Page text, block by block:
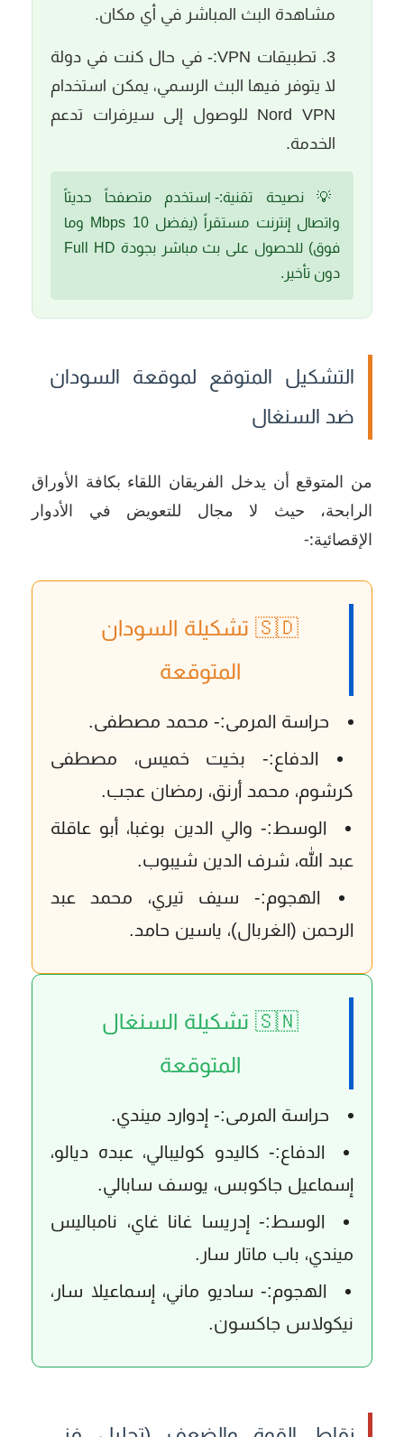
مشاهدة البث المباشر في أي مكان.
تطبيقات VPN:-
في حال كنت في دولة
لا يتوفر فيها البث الرسمي، يمكن استخدام
Nord VPN للوصول إلى سيرفرات تدعم
الخدمة.
💡نصيحة تقنية:-استخدم متصفحاً حديثاً
واتصال إنترنت مستقراً (يفضل 10 Mbps وما
فوق) للحصول على بث مباشر بجودة Full HD
دون تأخير.
التشكيل المتوقع لموقعة السودان
ضد السنغال
من المتوقع أن يدخل الفريقان اللقاء بكافة الأوراق
الرابحة، حيث لا مجال للتعويض في الأدوار
الإقصائية:-
🇸🇩 تشكيلة السودان
المتوقعة
حراسة المرمى:- محمد مصطفى.
الدفاع:- بخيت خميس، مصطفى
كرشوم، محمد أرنق، رمضان عجب.
الوسط:- والي الدين بوغبا، أبو عاقلة
عبد الله، شرف الدين شيبوب.
الهجوم:- سيف تيري، محمد عبد
الرحمن (الغربال)، ياسين حامد.
🇸🇳 تشكيلة السنغال
المتوقعة
حراسة المرمى:- إدوارد ميندي.
الدفاع:-كاليدو كوليبالي، عبده ديالو،
إسماعيل جاكوبس، يوسف سابالي.
الوسط:-إدريسا غانا غاي، نامباليس
ميندي، باب ماتار سار.
الهجوم:-ساديو ماني، إسماعيلا سار،
نيكولاس جاكسون.